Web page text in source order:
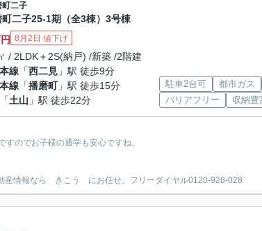
町二子
町二子25-1期（全3棟）3号棟
8月2日 値下げ
/ 2LDK＋2S(納戸) /新築 /2階建
線 「西二見 」駅 徒歩9分
線 「播磨町」駅 徒歩15分
「土山 」駅 徒歩22分
駐車2台可 都市ガス
バリアフリー
収納豊
のでお子様の通学も安心ですね。
情報なら きこう にお任せ。フリーダイヤル0120-928-028